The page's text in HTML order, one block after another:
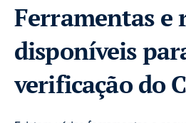
Ferramentas e
disponíveis
verificação do